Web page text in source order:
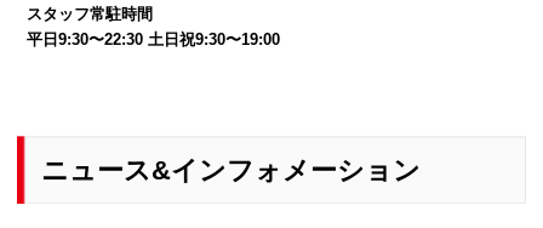
スタッフ常駐時間
平日9:30〜22:30 土日祝9:30〜19:00
ニュース&インフォメーション